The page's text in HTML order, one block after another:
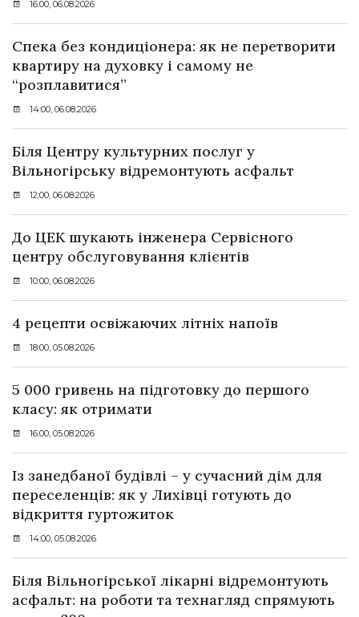
16:00, 06.08.2026
Спека без кондиціонера: як не перетворити
квартиру на духовку і самому не
“розплавитися”
14:00, 06.08.2026
Біля Центру культурних послуг у
Вільногірську відремонтують асфальт
12:00, 06.08.2026
До ЦЕК шукають інженера Сервісного
центру обслуговування клієнтів
10:00, 06.08.2026
4 рецепти освіжаючих літніх напоїв
18:00, 05.08.2026
5 000 гривень на підготовку до першого
класу: як отримати
16:00, 05.08.2026
Із занедбаної будівлі – у сучасний дім для
переселенців: як у Лихівці готують до
відкриття гуртожиток
14:00, 05.08.2026
Біля Вільногірської лікарні відремонтують
асфальт: на роботи та технагляд спрямують